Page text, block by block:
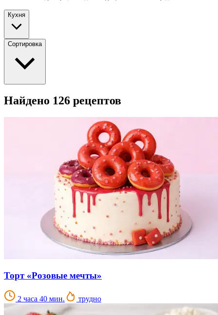
Кухня
Сортировка
Найдено 126 рецептов
Торт «Розовые мечты»
2 часа 40 мин. трудно